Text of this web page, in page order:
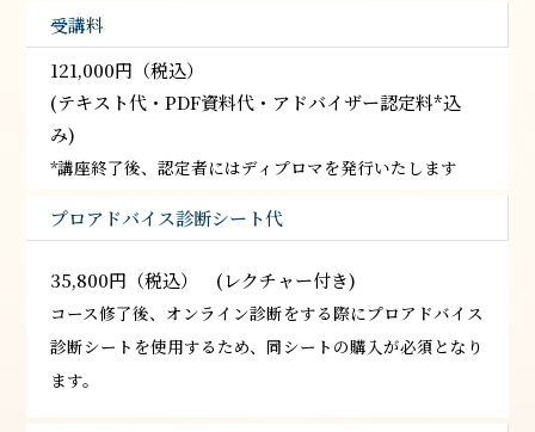
受講料
121,000円（税込）
(テキスト代・PDF資料代・アドバイザー認定料*込
み)
*講座終了後、認定者にはディプロマを発行いたします
プロアドバイス診断シート代
35,800円（税込） (レクチャー付き)
コース修了後、オンライン診断をする際にプロアドバイス
診断シートを使用するため、同シートの購入が必須となり
ます。